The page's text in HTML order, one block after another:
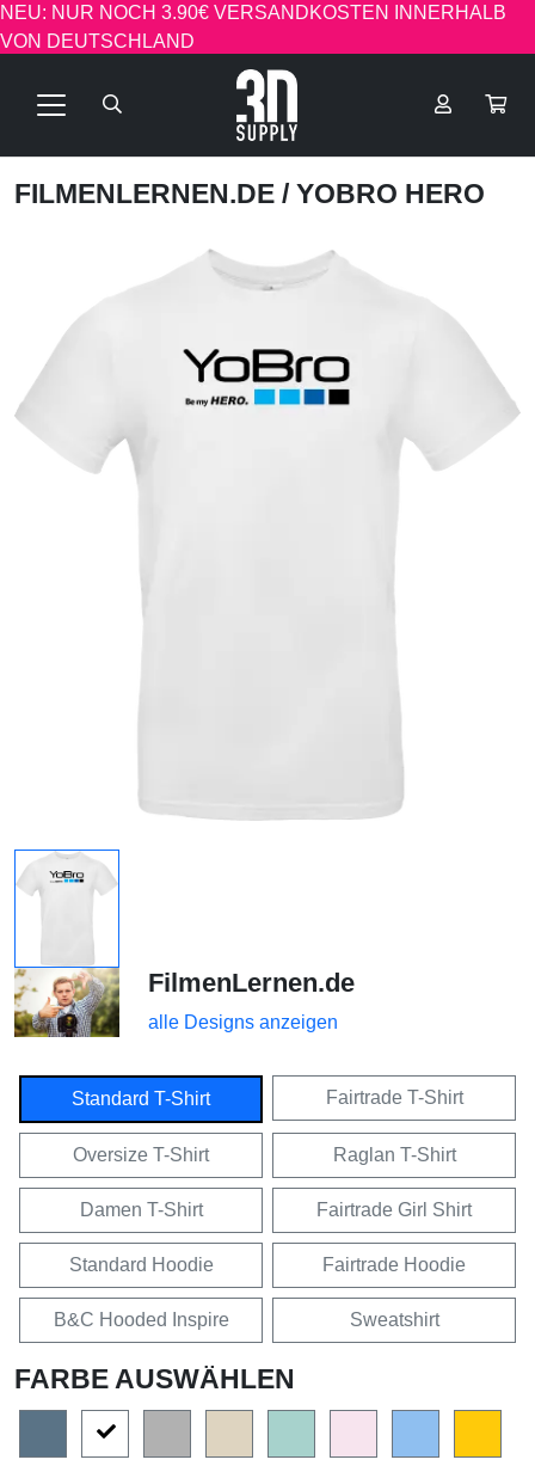
NEU: NUR NOCH 3.90€ VERSANDKOSTEN INNERHALB
VON DEUTSCHLAND
FILMENLERNEN.DE / YOBRO HERO
FilmenLernen.de
alle Designs anzeigen
Standard T-Shirt Fairtrade T-Shirt
Oversize T-Shirt Raglan T-Shirt
Damen T-Shirt Fairtrade Girl Shirt
Standard Hoodie Fairtrade Hoodie
B&C Hooded Inspire Sweatshirt
FARBE AUSWÄHLEN